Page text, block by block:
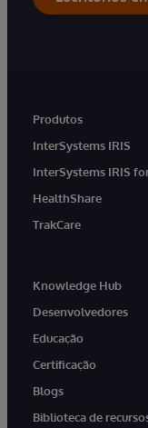
Produtos
InterSystems IRIS
InterSystems IRIS
HealthShare
TrakCare
Knowledge Hub
Desenvolvedores
Educação
Certificação
Blogs
Biblioteca de